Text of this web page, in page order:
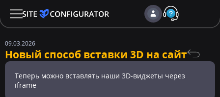
09.03.2026
Новый способ вставки 3D на сайт
Теперь можно вставлять наши 3D-виджеты через
iframe